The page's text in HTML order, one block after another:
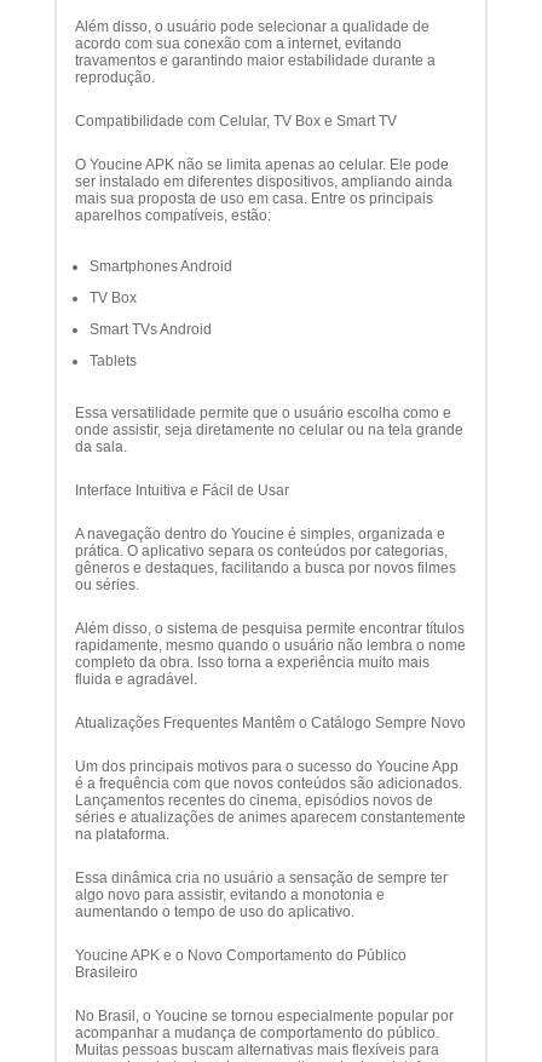
Além disso, o usuário pode selecionar a qualidade de
acordo com sua conexão com a internet, evitando
travamentos e garantindo maior estabilidade durante a
reprodução.
Compatibilidade com Celular, TV Box e Smart TV
O Youcine APK não se limita apenas ao celular. Ele pode
ser instalado em diferentes dispositivos, ampliando ainda
mais sua proposta de uso em casa. Entre os principais
aparelhos compatíveis, estão:
Smartphones Android
TV Box
Smart TVs Android
Tablets
Essa versatilidade permite que o usuário escolha como e
onde assistir, seja diretamente no celular ou na tela grande
da sala.
Interface Intuitiva e Fácil de Usar
A navegação dentro do Youcine é simples, organizada e
prática. O aplicativo separa os conteúdos por categorias,
gêneros e destaques, facilitando a busca por novos filmes
ou séries.
Além disso, o sistema de pesquisa permite encontrar títulos
rapidamente, mesmo quando o usuário não lembra o nome
completo da obra. Isso torna a experiência muito mais
fluida e agradável.
Atualizações Frequentes Mantêm o Catálogo Sempre Novo
Um dos principais motivos para o sucesso do Youcine App
é a frequência com que novos conteúdos são adicionados.
Lançamentos recentes do cinema, episódios novos de
séries e atualizações de animes aparecem constantemente
na plataforma.
Essa dinâmica cria no usuário a sensação de sempre ter
algo novo para assistir, evitando a monotonia e
aumentando o tempo de uso do aplicativo.
Youcine APK e o Novo Comportamento do Público
Brasileiro
No Brasil, o Youcine se tornou especialmente popular por
acompanhar a mudança de comportamento do público.
Muitas pessoas buscam alternativas mais flexíveis para